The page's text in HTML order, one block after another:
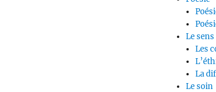
Le sens
Les
La
Le soin